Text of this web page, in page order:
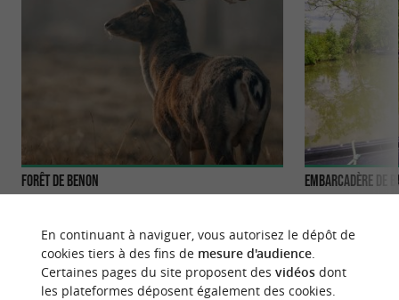
Forêt de Benon
réserve de ...
5,6 km - Benon
Embarcadère de
ce que l’on ...
7,4 km -
En continuant à naviguer, vous autorisez le dépôt de
cookies tiers à des fins de mesure d'audience.
Certaines pages du site proposent des vidéosdont
les plateformes déposent également des cookies.